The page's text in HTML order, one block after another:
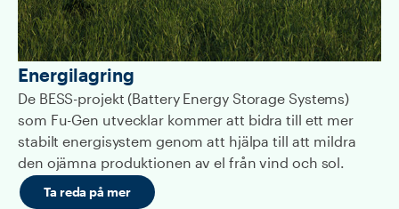
Energilagring
De BESS-projekt (Battery Energy Storage Systems)
som Fu-Gen utvecklar kommer att bidra till ett mer
stabilt energisystem genom att hjälpa till att mildra
den ojämna produktionen av el från vind och sol.
Ta reda på mer